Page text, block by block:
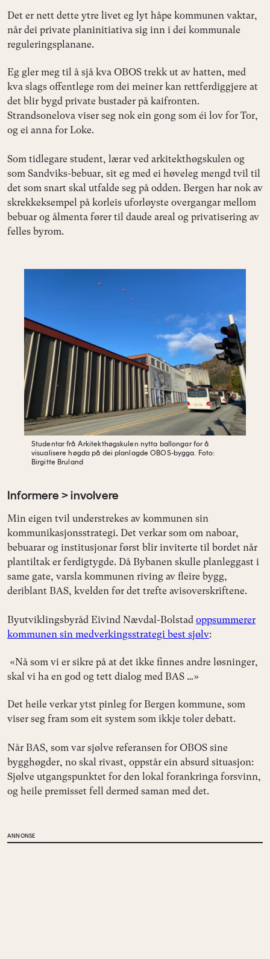
Det er nett dette ytre livet eg lyt håpe kommunen vaktar,
når dei private planinitiativa sig inn i dei kommunale
reguleringsplanane.
Eg gler meg til å sjå kva OBOS trekk ut av hatten, med
kva slags offentlege rom dei meiner kan rettferdiggjere at
det blir bygd private bustader på kaifronten.
Strandsonelova viser seg nok ein gong som éi lov for Tor,
og ei anna for Loke.
Som tidlegare student, lærar ved arkitekthøgskulen og
som Sandviks-bebuar, sit eg med ei høveleg mengd tvil til
det som snart skal utfalde seg på odden. Bergen har nok av
skrekkeksempel på korleis uforløyste overgangar mellom
bebuar og ålmenta fører til daude areal og privatisering av
felles byrom.
Studentar frå Arkitekthøgskulen nytta ballongar for å
visualisere høgda på dei planlagde OBOS-bygga. Foto:
Birgitte Bruland
Informere > involvere
Min eigen tvil understrekes av kommunen sin
kommunikasjonsstrategi. Det verkar som om naboar,
bebuarar og institusjonar først blir inviterte til bordet når
plantiltak er ferdigtygde. Då Bybanen skulle planleggast i
same gate, varsla kommunen riving av fleire bygg,
deriblant BAS, kvelden før det trefte avisoverskriftene.
Byutviklingsbyråd Eivind Nævdal-Bolstad oppsummerer
kommunen sin medverkingsstrategi best sjølv:
«Nå som vi er sikre på at det ikke finnes andre løsninger,
skal vi ha en god og tett dialog med BAS …»
Det heile verkar ytst pinleg for Bergen kommune, som
viser seg fram som eit system som ikkje toler debatt.
Når BAS, som var sjølve referansen for OBOS sine
bygghøgder, no skal rivast, oppstår ein absurd situasjon:
Sjølve utgangspunktet for den lokal forankringa forsvinn,
og heile premisset fell dermed saman med det.
ANNONSE